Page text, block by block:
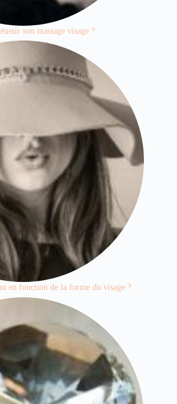
son massage visage ?
en fonction de la forme du visage ?